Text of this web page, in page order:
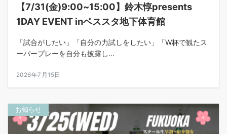
【7/31(金)9:00~15:00】鈴木惇presents
1DAY EVENT inベススタ地下体育館
「試合がしたい」「自分の力試しをしたい」「W杯で観たス
ーパープレーを自分も披露し...
2026年7月15日
お知らせ